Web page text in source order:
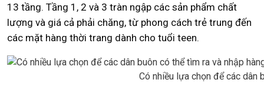
13 tầng. Tầng 1, 2 và 3 tràn ngập các sản phẩm chất
lượng và giá cả phải chăng, từ phong cách trẻ trung đến
các mặt hàng thời trang dành cho tuổi teen.
Có nhiều lựa chọn để các dân